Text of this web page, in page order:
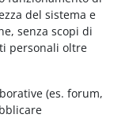
del sistema e
senza scopi di
personali oltre
(es. forum,